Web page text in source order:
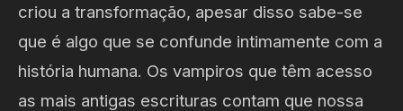
criou a transformação, apesar disso sabe-se
que é algo que se confunde intimamente com a
história humana. Os vampiros que têm acesso
as mais antigas escrituras contam que nossa